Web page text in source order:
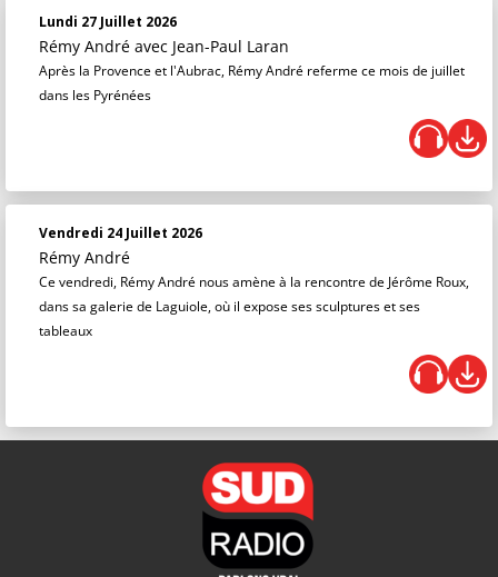
Lundi 27 Juillet 2026
Rémy André avec Jean-Paul Laran
Après la Provence et l'Aubrac, Rémy André referme ce mois de juillet
dans les Pyrénées
Vendredi 24 Juillet 2026
Rémy André
Ce vendredi, Rémy André nous amène à la rencontre de Jérôme Roux,
dans sa galerie de Laguiole, où il expose ses sculptures et ses
tableaux